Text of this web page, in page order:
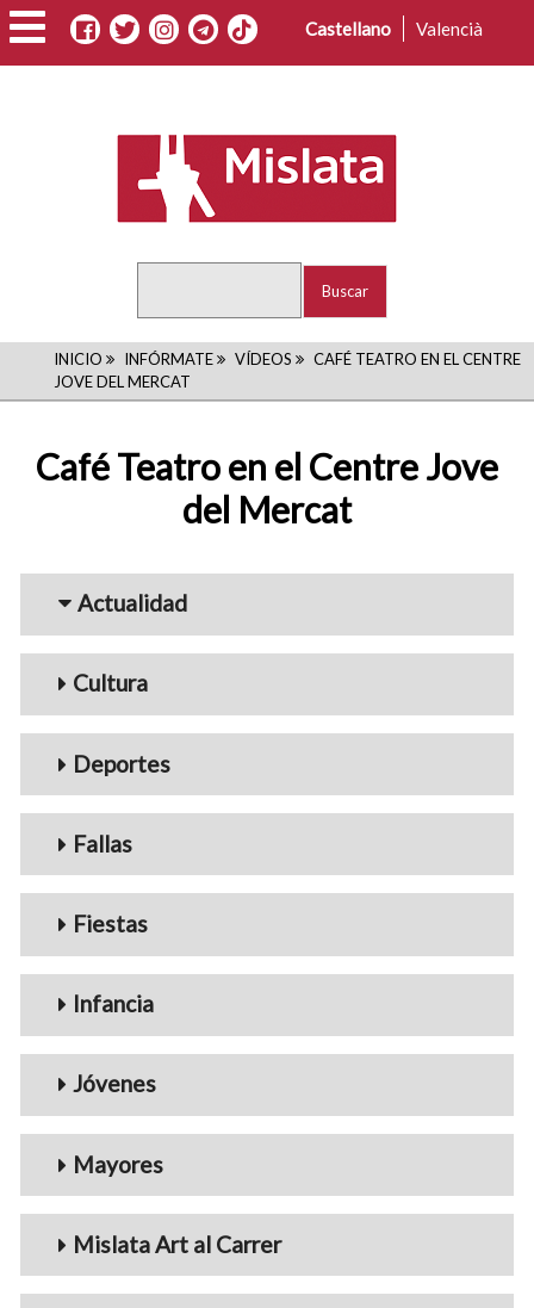
Pasar
al
contenido
Castellano Valencià
RUTA
DE
NAVEGACIÓN
INICIO INFÓRMATE VÍDEOS
CAFÉ TEATRO EN EL CENTRE
JOVE DEL MERCAT
Café Teatro en el Centre Jove
del Mercat
Menu_Videos
Actualidad
Cultura
Deportes
Fallas
Fiestas
Infancia
Jóvenes
Mayores
Mislata Art al Carrer